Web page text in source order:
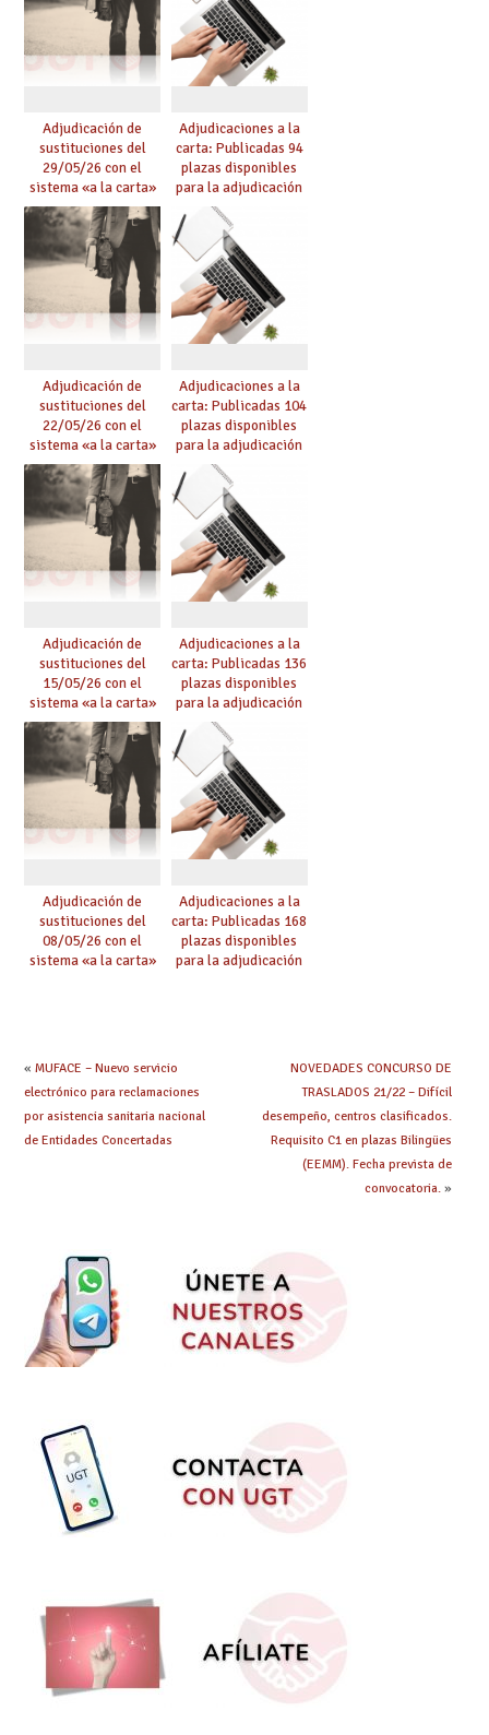
Adjudicación de
sustituciones del
29/05/26 con el
sistema «a la carta»
conseguido con el
Acuerdo de Mejoras
Adjudicaciones a la
carta: Publicadas 94
plazas disponibles
para la adjudicación
de mañana y abierto
plazo de solicitudes
Adjudicación de
sustituciones del
22/05/26 con el
sistema «a la carta»
conseguido con el
Acuerdo de Mejoras
Adjudicaciones a la
carta: Publicadas 104
plazas disponibles
para la adjudicación
de mañana y abierto
plazo de solicitudes
Adjudicación de
sustituciones del
15/05/26 con el
sistema «a la carta»
conseguido con el
Acuerdo de Mejoras
Adjudicaciones a la
carta: Publicadas 136
plazas disponibles
para la adjudicación
de mañana y abierto
plazo de solicitudes
Adjudicación de
sustituciones del
08/05/26 con el
sistema «a la carta»
Adjudicaciones a la
carta: Publicadas 168
plazas disponibles
para la adjudicación
« MUFACE – Nuevo servicio
electrónico para reclamaciones
por asistencia sanitaria nacional
de Entidades Concertadas
NOVEDADES CONCURSO DE
TRASLADOS 21/22 – Difícil
desempeño, centros clasificados.
Requisito C1 en plazas Bilingües
(EEMM). Fecha prevista de
convocatoria.»